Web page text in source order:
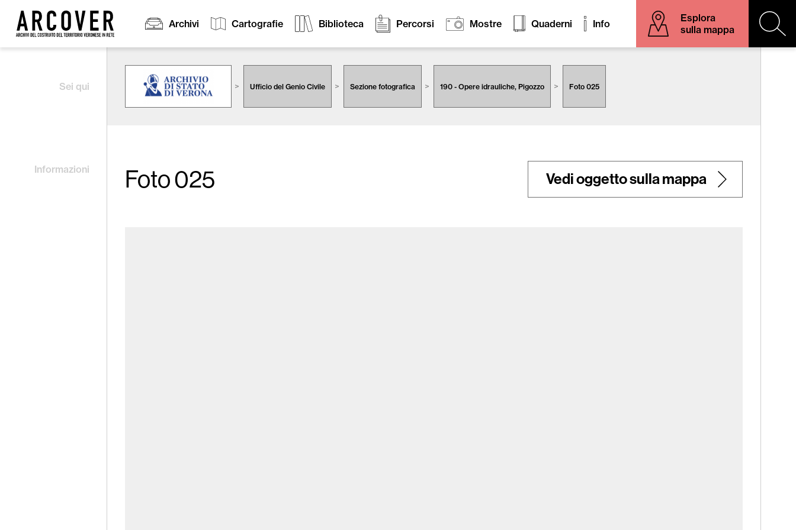
Archivi Cartografie Biblioteca Percorsi Mostre Quaderni Info
Esplora
sulla mappa
Cerca:
Sei qui Ufficio del Genio Civile Sezione fotografica 190 - Opere idrauliche, Pigozzo Foto 025
Informazioni Foto 025 Vedi oggetto sulla mappa